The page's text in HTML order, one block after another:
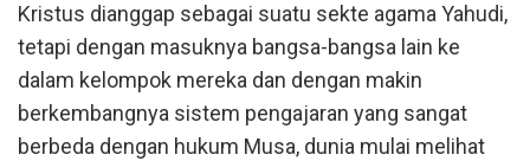
Kristus dianggap sebagai suatu sekte agama Yahudi,
tetapi dengan masuknya bangsa-bangsa lain ke
dalam kelompok mereka dan dengan makin
berkembangnya sistem pengajaran yang sangat
berbeda dengan hukum Musa, dunia mulai melihat